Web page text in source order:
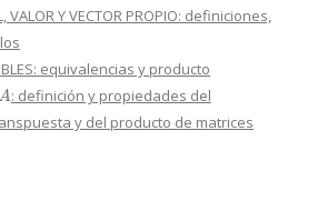
VALOR Y VECTOR PROPIO: definiciones,
equivalencias y producto
: definición y propiedades del
y del producto de matrices